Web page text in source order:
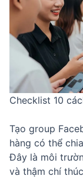
Checklist 10
Tạo group
hàng có thể
Đây là môi
và thậm chí